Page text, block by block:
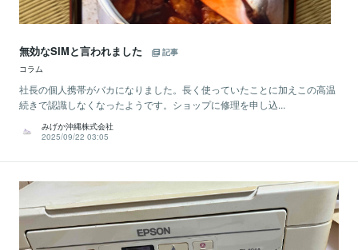
無効なSIMと言われました
記事
コラム
社長の個人携帯がバカになりました。長く使っていたことに加えこの高温
続きで認識しなくなったようです。ショップに修理を申し込...
みげか沖縄株式会社
2025/09/22 03:05